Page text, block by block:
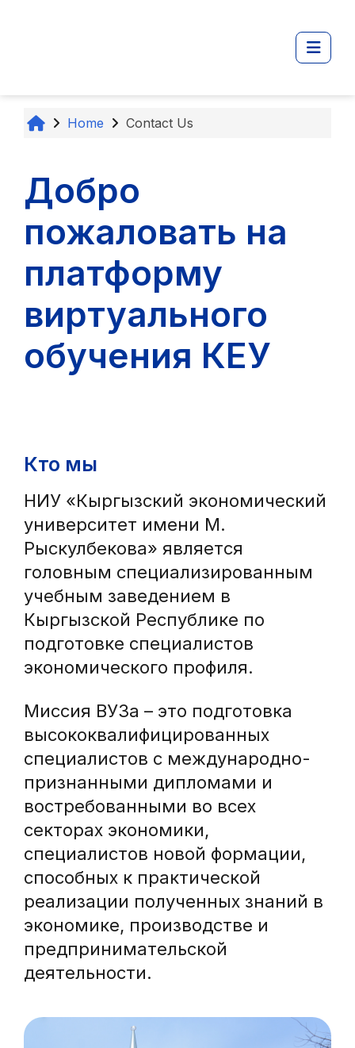
Home Contact Us
Добро
пожаловать на
платформу
виртуального
обучения КЕУ
Кто мы
НИУ «Кыргызский экономический
университет имени М.
Рыскулбекова» является
головным специализированным
учебным заведением в
Кыргызской Республике по
подготовке специалистов
экономического профиля.
Миссия ВУЗа – это подготовка
высококвалифицированных
специалистов с международно-
признанными дипломами и
востребованными во всех
секторах экономики,
специалистов новой формации,
способных к практической
реализации полученных знаний в
экономике, производстве и
предпринимательской
деятельности.